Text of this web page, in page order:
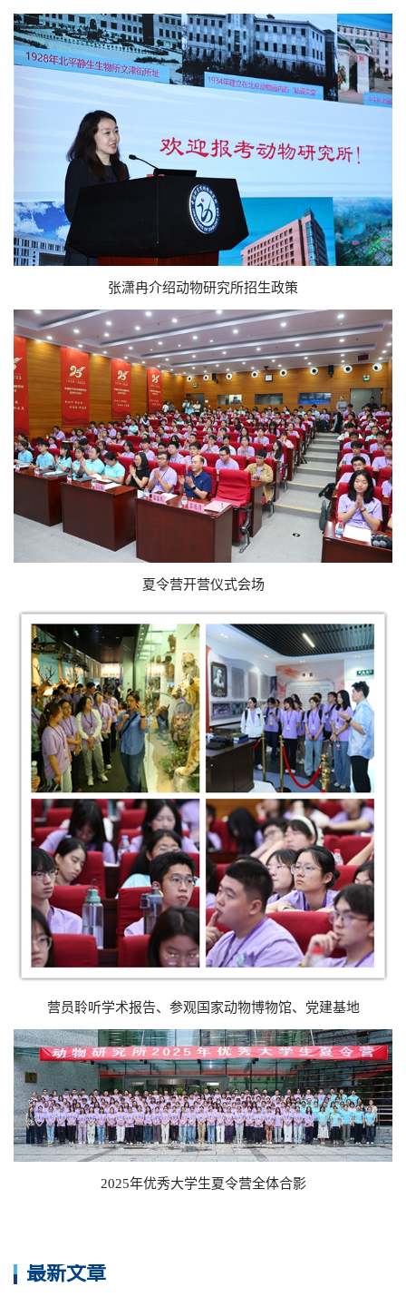
张潇冉介绍动物研究所招生政策
夏令营开营仪式会场
营员聆听学术报告、参观国家动物博物馆、党建基地
2025年优秀大学生夏令营全体合影
最新文章